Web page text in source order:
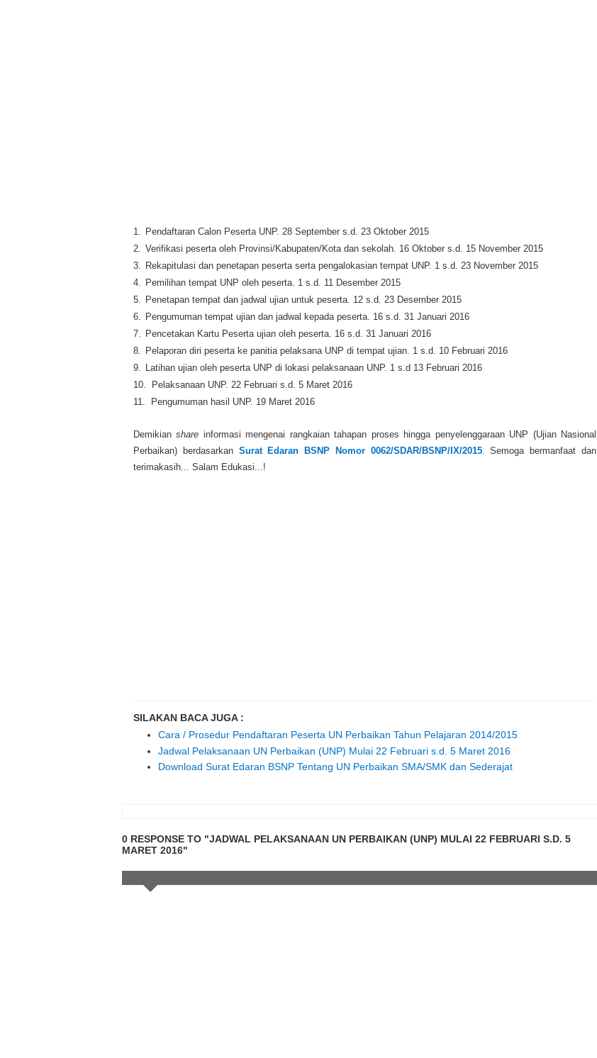
1. Pendaftaran Calon Peserta UNP. 28 September s.d. 23 Oktober 2015
2. Verifikasi peserta oleh Provinsi/Kabupaten/Kota dan sekolah. 16 Oktober s.d. 15 November 2015
3. Rekapitulasi dan penetapan peserta serta pengalokasian tempat UNP. 1 s.d. 23 November 2015
4. Pemilihan tempat UNP oleh peserta. 1 s.d. 11 Desember 2015
5. Penetapan tempat dan jadwal ujian untuk peserta. 12 s.d. 23 Desember 2015
6. Pengumuman tempat ujian dan jadwal kepada peserta. 16 s.d. 31 Januari 2016
7. Pencetakan Kartu Peserta ujian oleh peserta. 16 s.d. 31 Januari 2016
8. Pelaporan diri peserta ke panitia pelaksana UNP di tempat ujian. 1 s.d. 10 Februari 2016
9. Latihan ujian oleh peserta UNP di lokasi pelaksanaan UNP. 1 s.d 13 Februari 2016
10.
Pelaksanaan UNP. 22 Februari s.d. 5 Maret 2016
11.
Pengumuman hasil UNP. 19 Maret 2016
Demikianshare informasi mengenai rangkaian tahapan proses hingga penyelenggaraan UNP (Ujian Nasional
Perbaikan) berdasarkan Surat Edaran BSNP Nomor 0062/SDAR/BSNP/IX/2015. Semoga bermanfaat dan
terimakasih... Salam Edukasi...!
SILAKAN BACA JUGA :
Cara / Prosedur Pendaftaran Peserta UN Perbaikan Tahun Pelajaran 2014/2015
Jadwal Pelaksanaan UN Perbaikan (UNP) Mulai 22 Februari s.d. 5 Maret 2016
Download Surat Edaran BSNP Tentang UN Perbaikan SMA/SMK dan Sederajat
0 RESPONSE TO "JADWAL PELAKSANAAN UN PERBAIKAN (UNP) MULAI 22 FEBRUARI S.D. 5
MARET 2016"